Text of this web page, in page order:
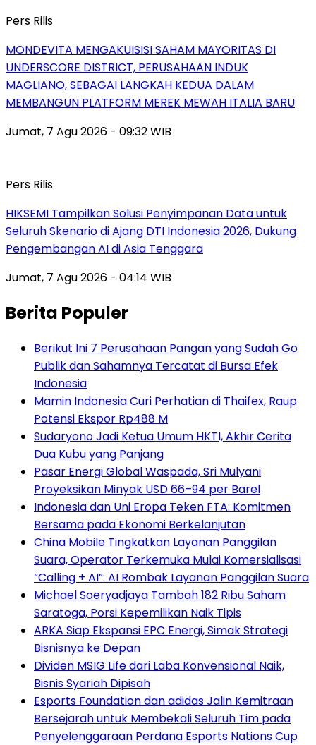
Pers Rilis
MONDEVITA MENGAKUISISI SAHAM MAYORITAS DI
UNDERSCORE DISTRICT, PERUSAHAAN INDUK
MAGLIANO, SEBAGAI LANGKAH KEDUA DALAM
MEMBANGUN PLATFORM MEREK MEWAH ITALIA BARU
Jumat, 7 Agu 2026 - 09:32 WIB
Pers Rilis
HIKSEMI Tampilkan Solusi Penyimpanan Data untuk
Seluruh Skenario di Ajang DTI Indonesia 2026, Dukung
Pengembangan AI di Asia Tenggara
Jumat, 7 Agu 2026 - 04:14 WIB
Berita Populer
Berikut Ini 7 Perusahaan Pangan yang Sudah Go
Publik dan Sahamnya Tercatat di Bursa Efek
Indonesia
Mamin Indonesia Curi Perhatian di Thaifex, Raup
Potensi Ekspor Rp488 M
Sudaryono Jadi Ketua Umum HKTI, Akhir Cerita
Dua Kubu yang Panjang
Pasar Energi Global Waspada, Sri Mulyani
Proyeksikan Minyak USD 66–94 per Barel
Indonesia dan Uni Eropa Teken FTA: Komitmen
Bersama pada Ekonomi Berkelanjutan
China Mobile Tingkatkan Layanan Panggilan
Suara, Operator Terkemuka Mulai Komersialisasi
“Calling + AI”: AI Rombak Layanan Panggilan Suara
Michael Soeryadjaya Tambah 182 Ribu Saham
Saratoga, Porsi Kepemilikan Naik Tipis
ARKA Siap Ekspansi EPC Energi, Simak Strategi
Bisnisnya ke Depan
Dividen MSIG Life dari Laba Konvensional Naik,
Bisnis Syariah Dipisah
Esports Foundation dan adidas Jalin Kemitraan
Bersejarah untuk Membekali Seluruh Tim pada
Penyelenggaraan Perdana Esports Nations Cup